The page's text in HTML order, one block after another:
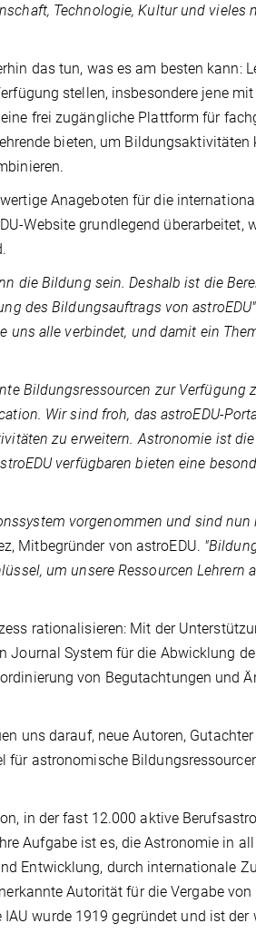
Technologie, Kultur und vieles
das tun, was es am besten kann:
stellen, insbesondere jene
frei zugängliche Plattform für
bieten, um Bildungsaktivitäten
Anageboten für die
Website grundlegend überarbeitet,
die Bildung sein. Deshalb ist die
des Bildungsauftrags von astroEDU"
uns alle verbindet, und damit ein
Bildungsressourcen zur Verfügung
Wir sind froh, das astroEDU-
zu erweitern. Astronomie ist
verfügbaren bieten eine
vorgenommen und sind nun
Mitbegründer von astroEDU.
um unsere Ressourcen Lehrern
rationalisieren: Mit der
Journal System für die Abwicklung
von Begutachtungen und
uns darauf, neue Autoren,
für astronomische
in der fast 12.000 aktive
Aufgabe ist es, die Astronomie in
Entwicklung, durch internationale
Autorität für die Vergabe
wurde 1919 gegründet und ist